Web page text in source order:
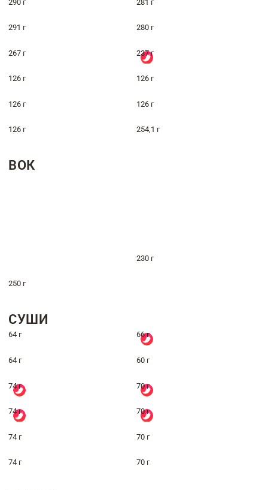
290 г 281 г
291 г 280 г
267 г 237 г
126 г 126 г
126 г 126 г
126 г 254,1 г
ВОК
230 г
250 г
СУШИ
64 г 66 г
64 г 60 г
74 г 70 г
74 г 70 г
74 г 70 г
74 г 70 г